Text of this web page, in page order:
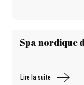
Spa nordique
Lire la suite